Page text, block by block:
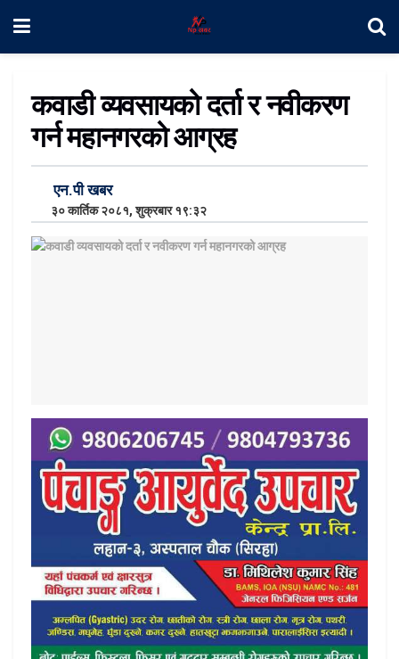
कवाडी व्यवसायको दर्ता र नवीकरण
गर्न महानगरको आग्रह
एन.पी खबर
३० कार्तिक २०८१, शुक्रबार १९:३२